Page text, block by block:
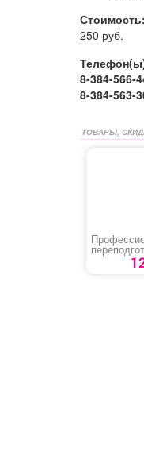
Стоимость:
250 руб.
8-384-566-
8-384-563-
ТОВАРЫ,
охране